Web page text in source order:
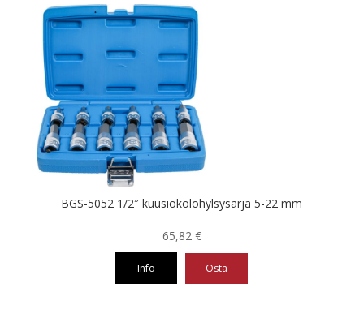
BGS-5052 1/2″ kuusiokolohylsysarja 5-22 mm
65,82 €
Info Osta